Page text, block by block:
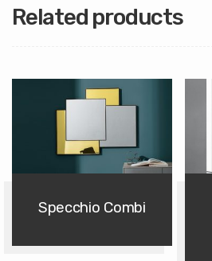
Related products
Specchio Combi